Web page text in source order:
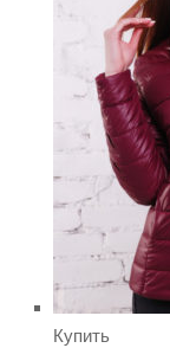
Купить